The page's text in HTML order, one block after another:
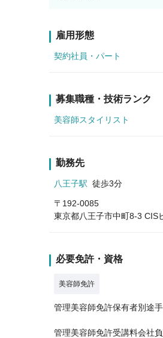
雇用形態
契約社員・パート
募集職種・技術ランク
美容師スタイリスト
勤務先
八王子駅 徒歩3分
〒192-0085
東京都八王子市中町8-3 CIS
必要免許・資格
美容師免許
管理美容師免許保有者別途
管理美容師免許受講料会社